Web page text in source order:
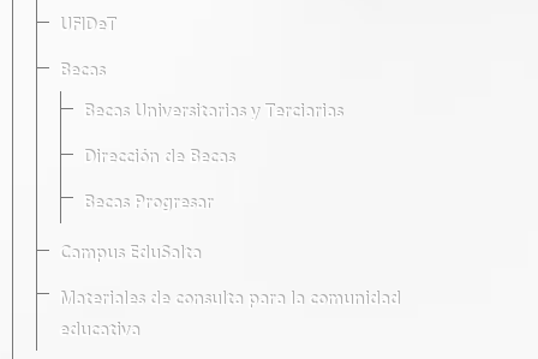
UFIDeT
Becas
Becas Universitarias y Terciarias
Dirección de Becas
Becas Progresar
Campus EduSalta
Materiales de consulta para la comunidad
educativa